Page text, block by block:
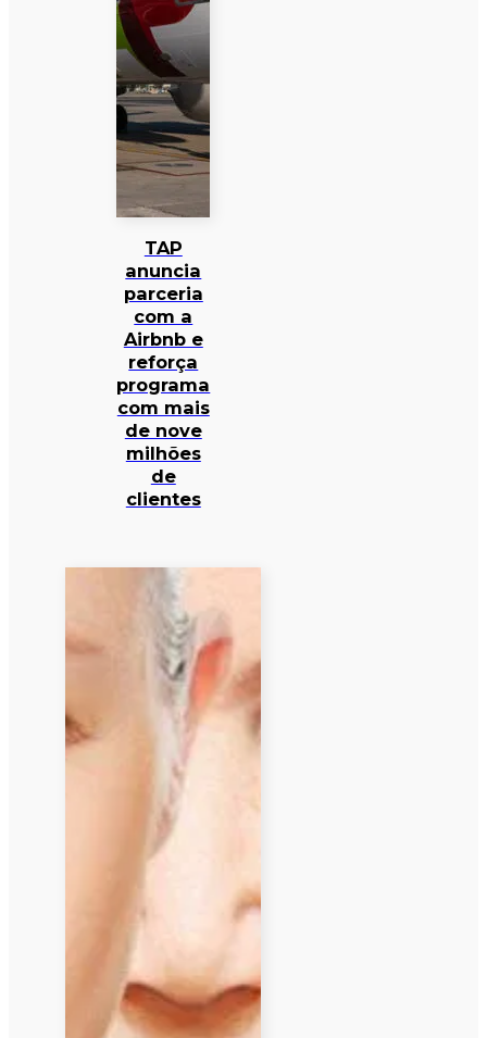
TAP
anuncia
parceria
com a
Airbnb e
reforça
programa
com mais
de nove
milhões
de
clientes